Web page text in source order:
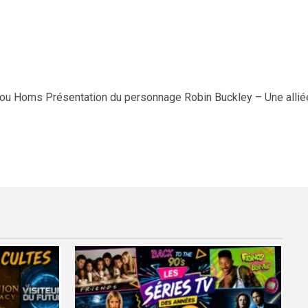
Homs Présentation du personnage Robin Buckley – Une